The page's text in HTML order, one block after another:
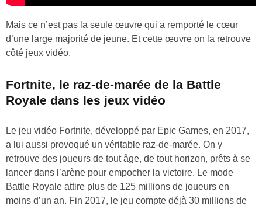
Mais ce n’est pas la seule œuvre qui a remporté le cœur
d’une large majorité de jeune. Et cette œuvre on la retrouve
côté jeux vidéo.
Fortnite, le raz-de-marée de la Battle
Royale dans les jeux vidéo
Le jeu vidéo Fortnite, développé par Epic Games, en 2017,
a lui aussi provoqué un véritable raz-de-marée. On y
retrouve des joueurs de tout âge, de tout horizon, prêts à se
lancer dans l’arène pour empocher la victoire. Le mode
Battle Royale attire plus de 125 millions de joueurs en
moins d’un an. Fin 2017, le jeu compte déjà 30 millions de